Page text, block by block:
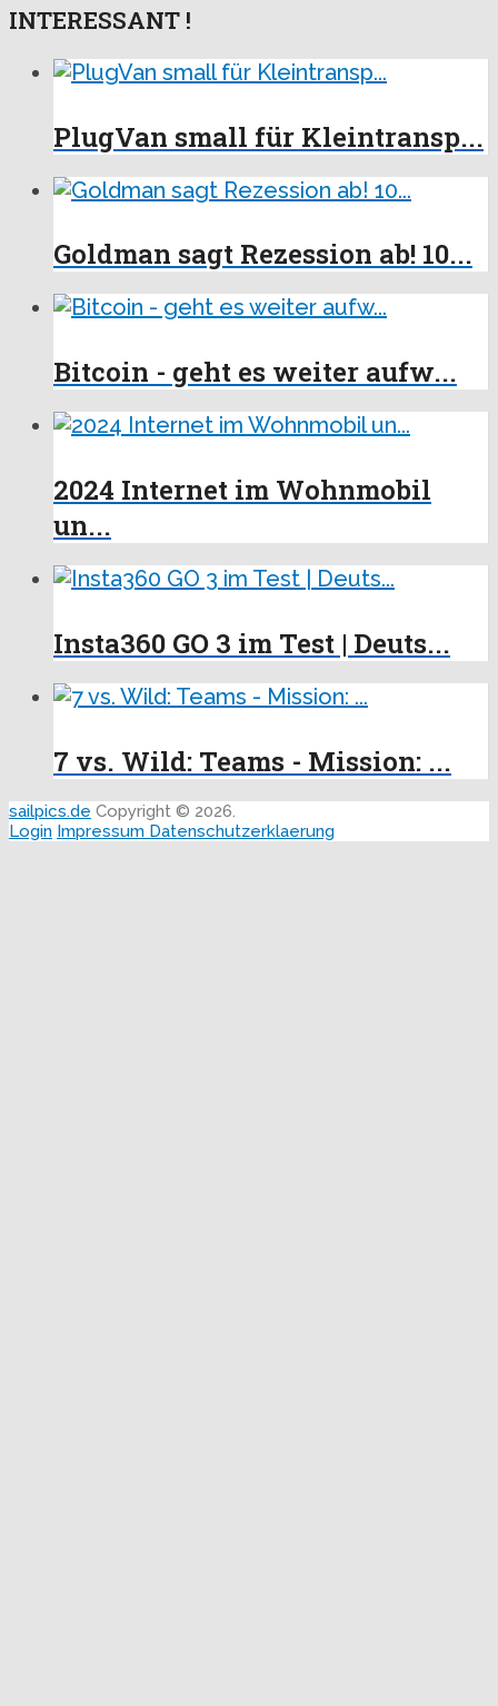
INTERESSANT !
PlugVan small für Kleintransp...
Goldman sagt Rezession ab! 10...
Bitcoin - geht es weiter aufw...
2024 Internet im Wohnmobil
un...
Insta360 GO 3 im Test | Deuts...
7 vs. Wild: Teams - Mission: ...
sailpics.de Copyright © 2026.
Login Impressum Datenschutzerklaerung